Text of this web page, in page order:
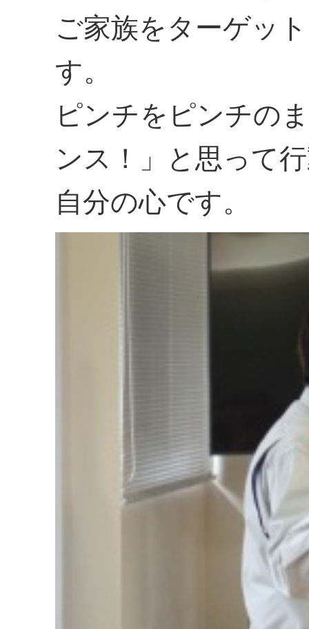
ご家族をターゲッ
す。
ピンチをピンチの
ンス！」と思って
自分の心です。